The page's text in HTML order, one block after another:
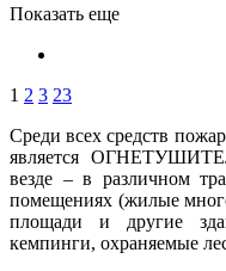
Показать еще
1 2 3 23
Среди всех средств
является
везде – в различном
помещениях (жилые
площади и другие
кемпинги, охраняемые